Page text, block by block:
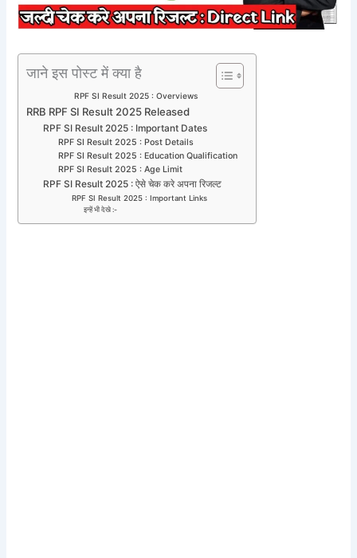
जाने इस पोस्ट में क्या है
RPF SI Result 2025 : Overviews
RRB RPF SI Result 2025 Released
RPF SI Result 2025 : Important Dates
RPF SI Result 2025 : Post Details
RPF SI Result 2025 : Education Qualification
RPF SI Result 2025 : Age Limit
RPF SI Result 2025 : ऐसे चेक करे अपना रिजल्ट
RPF SI Result 2025 : Important Links
इन्हें भी देखे :-